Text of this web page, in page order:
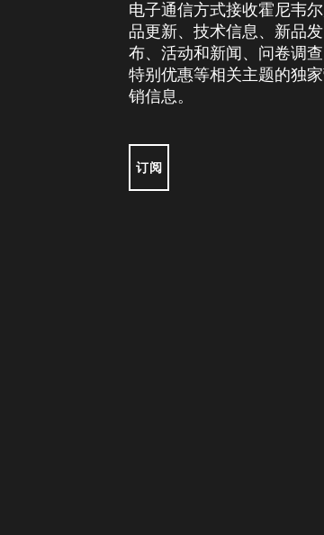
电子通信方式接收霍尼韦
品更新、技术信息、新品发
布、活动和新闻、问卷调查
特别优惠等相关主题的独
销信息。
订阅